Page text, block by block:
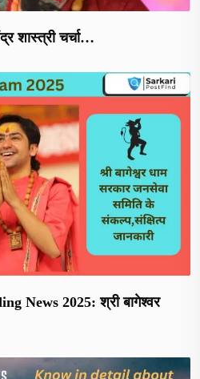
शास्त्री चर्चा…
News 2025: श्री बागेश्वर